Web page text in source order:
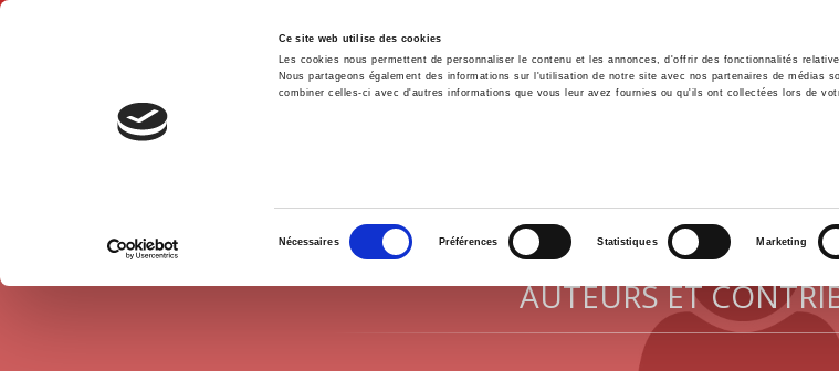
Ce site web utilise des cookies
Les cookies nous permettent de personnaliser le contenu et les annonces, d'offrir des fonctionnalités
Nous partageons également des informations sur l'utilisation de notre site avec nos partenaires de médias
combiner celles-ci avec d'autres informations que vous leur avez fournies ou qu'ils ont collectées lors de
consentement
Nécessaires Préférences Statistiques Marketing
Accueil Environnement Histoire
AUTEURS ET